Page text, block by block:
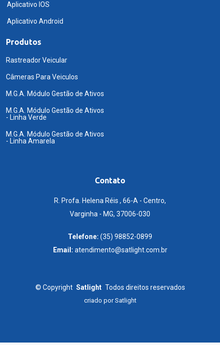
Aplicativo IOS
Aplicativo Android
Produtos
Rastreador Veicular
Câmeras Para Veiculos
M.G.A. Módulo Gestão de Ativos
M.G.A. Módulo Gestão de Ativos
- Linha Verde
M.G.A. Módulo Gestão de Ativos
- Linha Amarela
Contato
R. Profa. Helena Réis , 66-A - Centro,
Varginha - MG, 37006-030
Telefone: (35) 98852-0899
Email: atendimento@satlight.com.br
© Copyright Satlight Todos direitos reservados
criado porSatlight